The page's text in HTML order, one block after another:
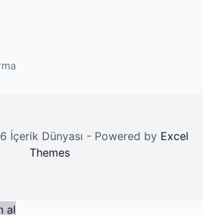
İçerik Dünyası - Powered by Excel
Themes